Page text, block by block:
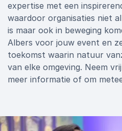
expertise met een
waardoor organisaties niet
is maar ook in beweging
Albers voor jouw event en
toekomst waarin natuur
van elke omgeving. Neem
meer informatie of om